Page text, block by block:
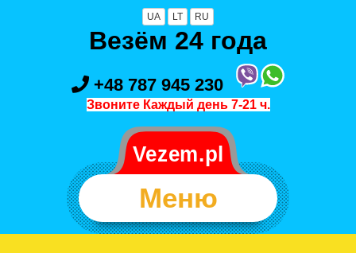
UA LT RU
Везём 24 года
+48 787 945 230
Звоните Каждый день 7-21 ч.
Меню